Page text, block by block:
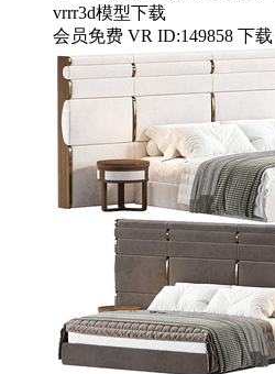
vrrr3d模型下载
会员免费 VR ID:149858 下载